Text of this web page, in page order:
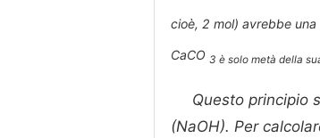
cioè, 2 mol) avrebbe
CaCO 3 è solo metà della
Questo principio
(NaOH). Per